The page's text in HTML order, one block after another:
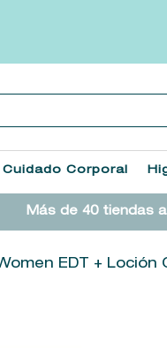
Cuidado Corporal
Más de 40 tiendas
EDT + Loción
heathcote
sol ipanema